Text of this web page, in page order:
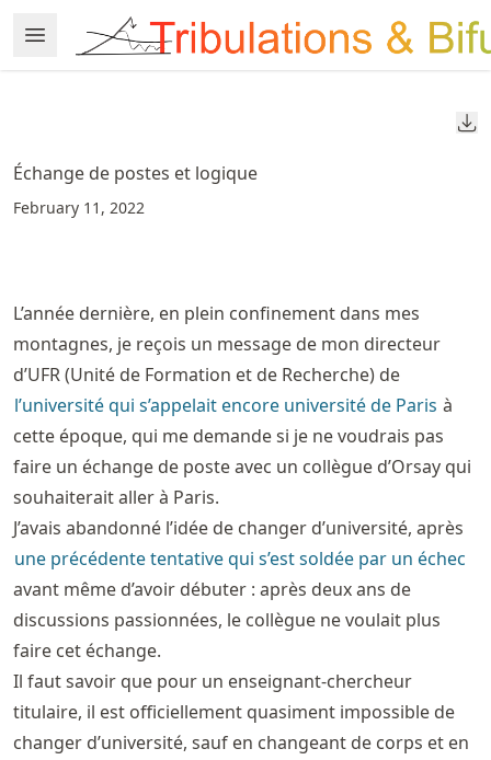
to
article
to
content
Open Menu
Made with MyST
Échange de postes et logique
February 11, 2022
L’année dernière, en plein confinement dans mes
montagnes, je reçois un message de mon directeur
d’UFR (Unité de Formation et de Recherche) de
l’université qui s’appelait encore université de Paris à
cette époque, qui me demande si je ne voudrais pas
faire un échange de poste avec un collègue d’Orsay qui
souhaiterait aller à Paris.
J’avais abandonné l’idée de changer d’université, après
une précédente tentative qui s’est soldée par un échec
avant même d’avoir débuter : après deux ans de
discussions passionnées, le collègue ne voulait plus
faire cet échange.
Il faut savoir que pour un enseignant-chercheur
titulaire, il est officiellement quasiment impossible de
changer d’université, sauf en changeant de corps et en